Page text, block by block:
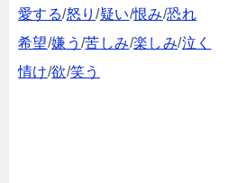
愛する/怒り/疑い/恨み/恐れ
希望/嫌う/苦しみ/楽しみ/泣く
情け/欲/笑う